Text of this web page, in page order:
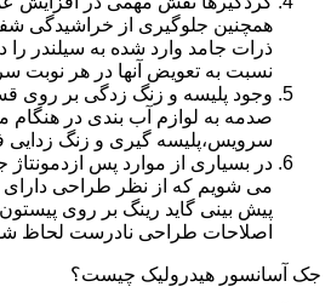
همچنین جلوگیری از خراشیدگی
ذرات جامد وارد شده به سیلندر را
نسبت به تعویض آنها در هر نوبت
وجود پلیسه و زنگ زدگی بر روی
صدمه به لوازم آب بندی در هنگام
سرویس،پلیسه گیری و زنگ
در بسیاری از موارد پس ازدمونتاژ
می شویم که از نظر طراحی
پیش بینی گاید رینگ بر روی
اصلاحات طراحی نادرست لحاظ
جک آسانسور هیدرولیک چیست؟